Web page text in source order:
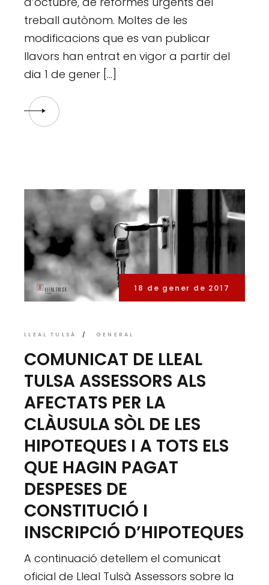
treball autònom. Moltes de les
modificacions que es van publicar
llavors han entrat en vigor a partir del
dia 1 de gener […]
18 de gener de 2017
LLEAL TULSÀ GENERAL
COMUNICAT DE LLEAL
TULSA ASSESSORS ALS
AFECTATS PER LA
CLÀUSULA SÒL DE LES
HIPOTEQUES I A TOTS ELS
QUE HAGIN PAGAT
DESPESES DE
CONSTITUCIÓ I
INSCRIPCIÓ D’HIPOTEQUES
A continuació detellem el comunicat
oficial de Lleal Tulsà Assessors sobre la